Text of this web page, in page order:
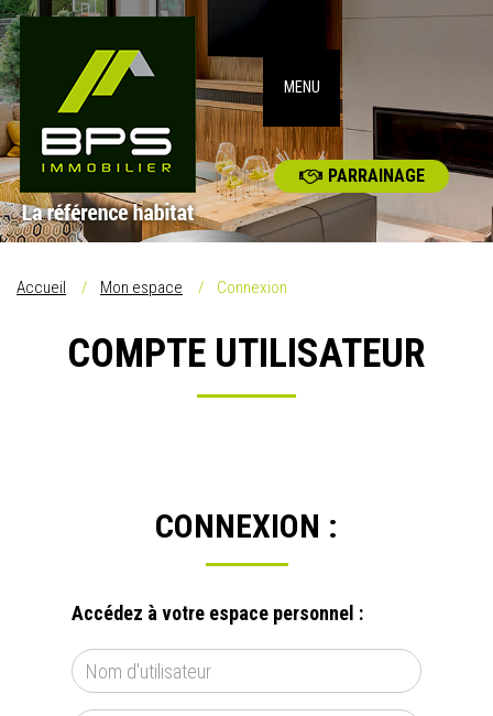
MENU
PARRAINAGE
Accueil Mon espace Connexion
COMPTE UTILISATEUR
CONNEXION :
Accédez à votre espace personnel :